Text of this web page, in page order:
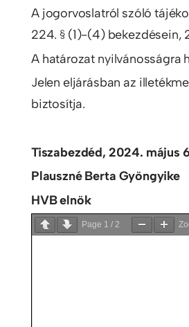
A jogorvoslatról szóló
224. § (1)-(4) bekezdésein,
A határozat nyilvánosságra
Jelen eljárásban az
biztosítja.
Tiszabezdéd, 2024. május
Plauszné Berta Gyöngyike
HVB elnök
Page 1 / 2